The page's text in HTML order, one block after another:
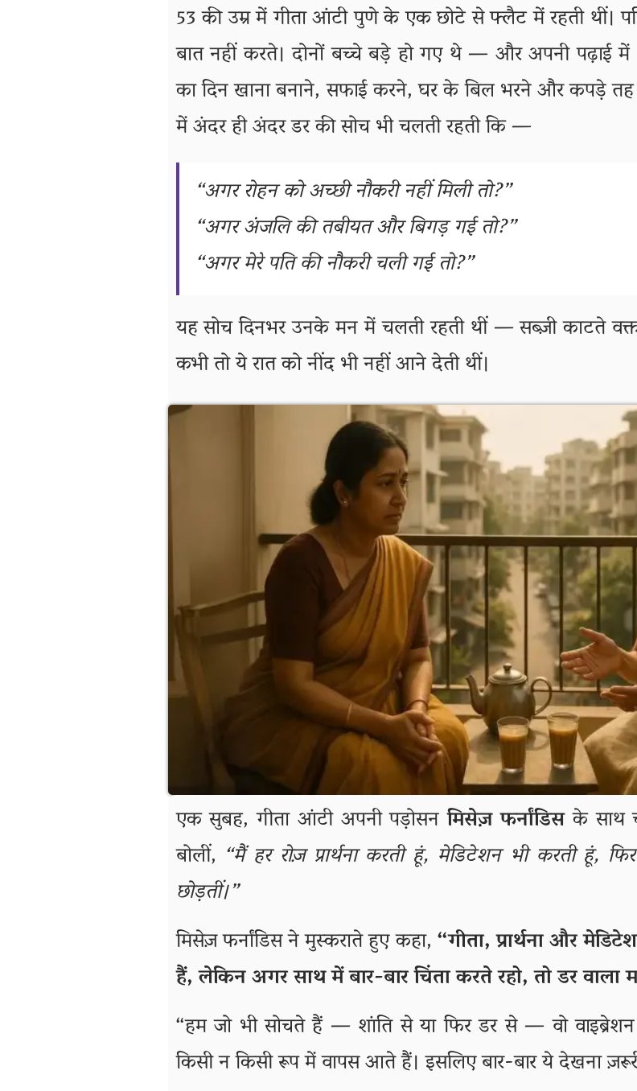
53 की उम्र में गीता आंटी पुणे के एक छोटे से फ्लैट में रहती
बात नहीं करते। दोनों बच्चे बड़े हो गए थे — और अपनी पढ़ाई
का दिन खाना बनाने, सफाई करने, घर के बिल भरने और कपड़े
में अंदर ही अंदर डर की सोच भी चलती रहती कि —
“अगर रोहन को अच्छी नौकरी नहीं मिली तो?”
“अगर अंजलि की तबीयत और बिगड़ गई तो?”
“अगर मेरे पति की नौकरी चली गई तो?”
यह सोच दिनभर उनके मन में चलती रहती थीं — सब्ज़ी काटते
कभी तो ये रात को नींद भी नहीं आने देती थीं।
एक सुबह, गीता आंटी अपनी पड़ोसनमिसेज़ फर्नांडिसके साथ
बोलीं, “मैं हर रोज़ प्रार्थना करती हूं, मेडिटेशन भी करती हूं,
छोड़तीं।”
मिसेज़ फर्नांडिस ने मुस्कराते हुए कहा,“गीता, प्रार्थना और
हैं, लेकिन अगर साथ में बार-बार चिंता करते रहो, तो डर वाला
“हम जो भी सोचते हैं — शांति से या फिर डर से — वो
किसी न किसी रूप में वापस आते हैं। इसलिए बार-बार ये देखना